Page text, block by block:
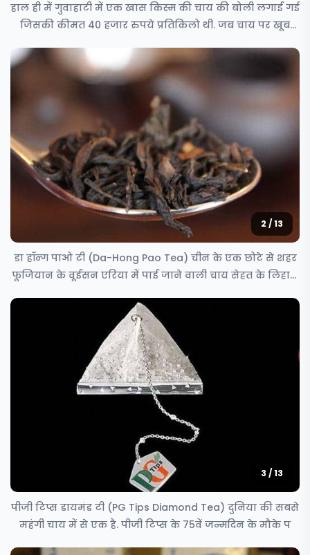
हाल ही में गुवाहाटी में एक खास किस्म की चाय की बोली लगाई गई
जिसकी कीमत 40 हजार रुपये प्रतिकिलो थी. जब चाय पर खूब
2 / 13
डा हॉन्ग पाओ टी (Da-Hong Pao Tea) चीन के एक छोटे से शहर
फूजियान के वूईसन एरिया में पाई जाने वाली चाय सेहत के लिहाज
3 / 13
पीजी टिप्स डायमंड टी (PG Tips Diamond Tea) दुनिया की सबसे
महंगी चाय में से एक है. पीजी टिप्स के 75वें जन्मदिन के मौके प